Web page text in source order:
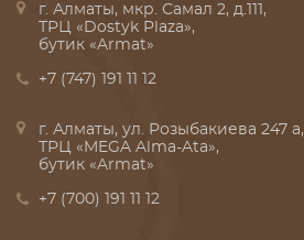
г. Алматы, мкр. Самал 2, д.111,
ТРЦ «Dostyk Plaza»,
бутик «Armat»
+7 (747) 191 11 12
г. Алматы, ул. Розыбакиева 247 а,
ТРЦ «MEGA Alma-Ata»,
бутик «Armat»
+7 (700) 191 11 12